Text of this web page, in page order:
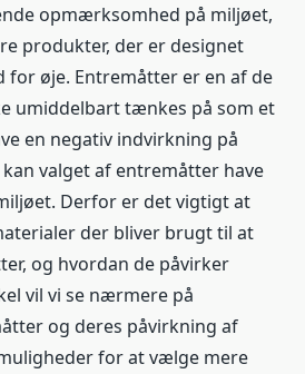
opmærksomhed på miljøet,
produkter, der er designet
øje. Entremåtter er en af de
umiddelbart tænkes på som et
en negativ indvirkning på
valget af entremåtter have
Derfor er det vigtigt at
der bliver brugt til at
og hvordan de påvirker
vil vi se nærmere på
og deres påvirkning af
for at vælge mere